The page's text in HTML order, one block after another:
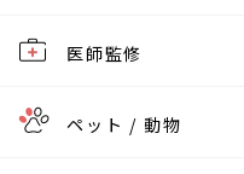
医師監修
ペット / 動物